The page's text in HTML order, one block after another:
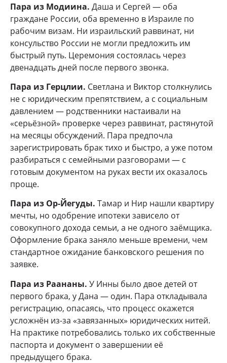
Пара из Модиина. Даша и Сергей — оба
граждане России, оба временно в Израиле по
рабочим визам. Ни израильский раввинат, ни
консульство России не могли предложить им
быстрый путь. Церемония состоялась через
двенадцать дней после первого звонка.
Пара из Герцлии. Светлана и Виктор столкнулись
не с юридическим препятствием, а с социальным
давлением — родственники настаивали на
«серьёзной» проверке через раввинат, растянутой
на месяцы обсуждений. Пара предпочла
зарегистрировать брак тихо и быстро, а уже потом
разбираться с семейными разговорами — с
готовым документом на руках вести их оказалось
проще.
Пара из Ор-Йегуды. Тамар и Нир нашли квартиру
мечты, но одобрение ипотеки зависело от
совокупного дохода семьи, а не одного заёмщика.
Оформление брака заняло меньше времени, чем
стандартное ожидание банковского решения по
заявке.
Пара из Раананы. У Инны было двое детей от
первого брака, у Дана — один. Пара откладывала
регистрацию, опасаясь, что процесс окажется
усложнён из-за «завязанных» юридических нитей.
На практике потребовались только их собственные
паспорта и документ о завершении её
предыдущего брака.